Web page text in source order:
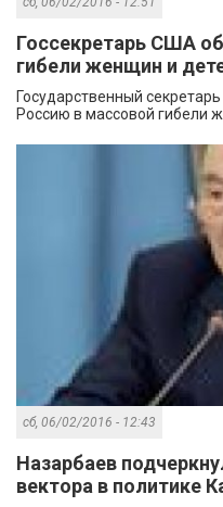
Госсекретарь США
гибели женщин и
Государственный
Россию в массовой гибели
сб, 06/02/2016 - 12:43
Назарбаев
вектора в политике